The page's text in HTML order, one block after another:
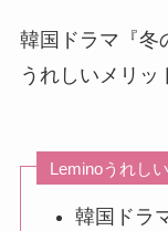
韓国ドラマ『冬
うれしいメリッ
Leminoうれし
韓国ドラ